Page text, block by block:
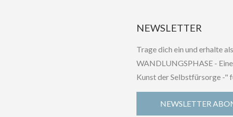
NEWSLETTER
Trage dich ein und erhalte
WANDLUNGSPHASE -
Kunst der Selbstfürsorge -"
NEWSLETTER